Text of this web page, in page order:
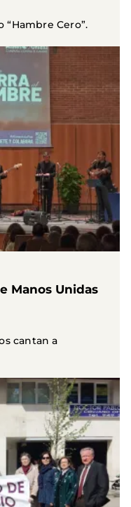
“Hambre Cero”.
Manos Unidas
cantan a